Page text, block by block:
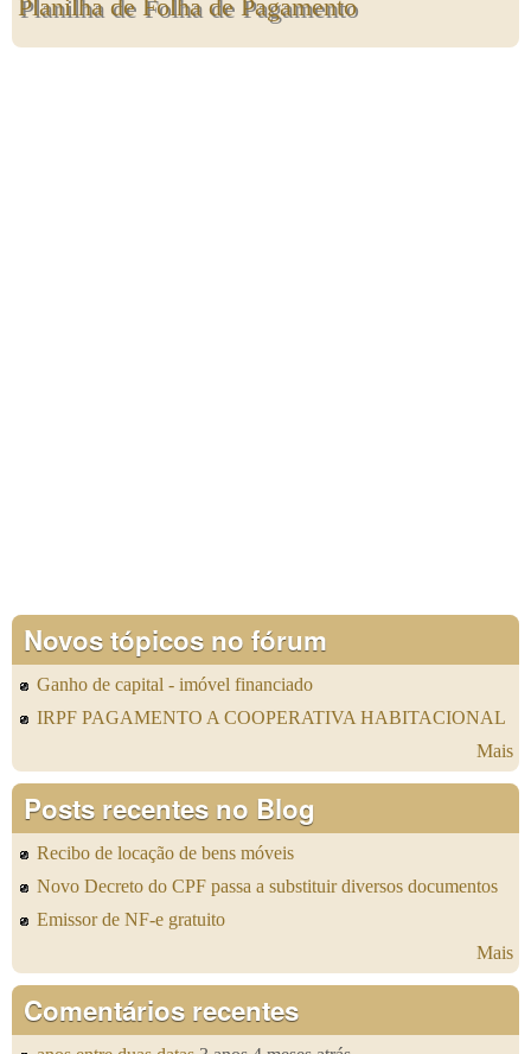
Planilha de Folha de Pagamento
Novos tópicos no fórum
Ganho de capital - imóvel financiado
IRPF PAGAMENTO A COOPERATIVA HABITACIONAL
Mais
Posts recentes no Blog
Recibo de locação de bens móveis
Novo Decreto do CPF passa a substituir diversos documentos
Emissor de NF-e gratuito
Mais
Comentários recentes